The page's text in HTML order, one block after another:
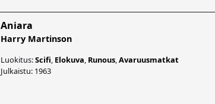
Aniara
Harry Martinson
Luokitus:Scifi, Elokuva, Runous,Avaruusmatkat
Julkaistu: 1963